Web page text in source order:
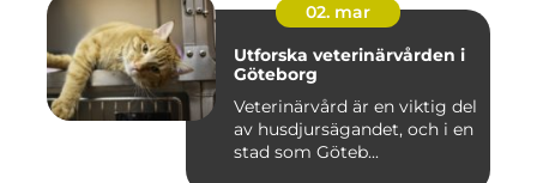
02. mar
Utforska veterinärvården i
Göteborg
Veterinärvård är en viktig del
av husdjursägandet, och i en
stad som Göteb...